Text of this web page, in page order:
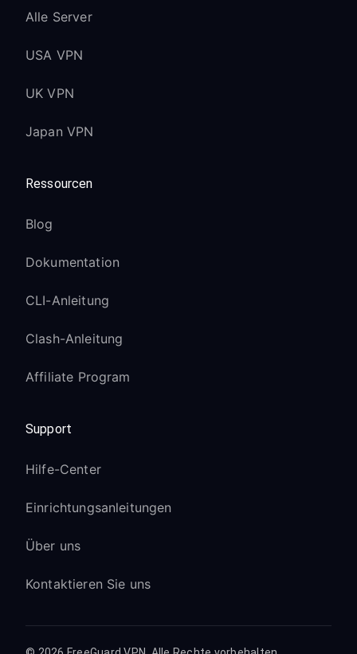
Alle Server
USA VPN
UK VPN
Japan VPN
Ressourcen
Blog
Dokumentation
CLI-Anleitung
Clash-Anleitung
Affiliate Program
Support
Hilfe-Center
Einrichtungsanleitungen
Über uns
Kontaktieren Sie uns